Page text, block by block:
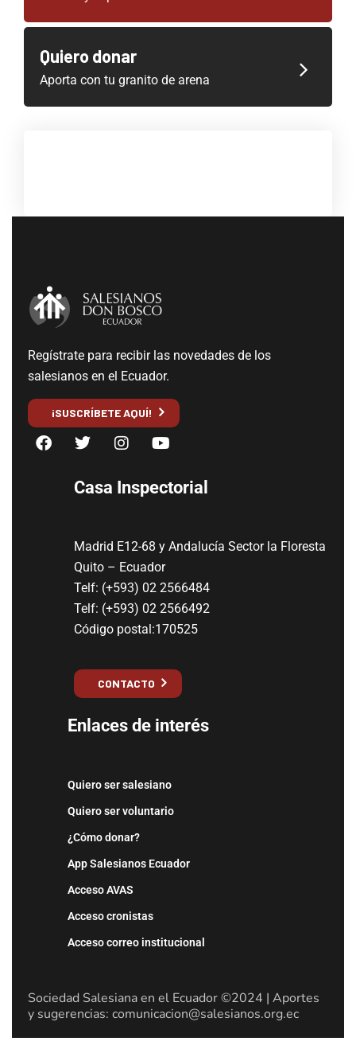
Quiero donar
Aporta con tu granito de arena
Regístrate para recibir las novedades de los
salesianos en el Ecuador.
¡SUSCRÍBETE AQUÍ!
Casa Inspectorial
Madrid E12-68 y Andalucía Sector la Floresta
Quito – Ecuador
Telf: (+593) 02 2566484
Telf: (+593) 02 2566492
Código postal:170525
CONTACTO
Enlaces de interés
Quiero ser salesiano
Quiero ser voluntario
¿Cómo donar?
App Salesianos Ecuador
Acceso AVAS
Acceso cronistas
Acceso correo institucional
Sociedad Salesiana en el Ecuador ©2024 | Aportes
y sugerencias: comunicacion@salesianos.org.ec